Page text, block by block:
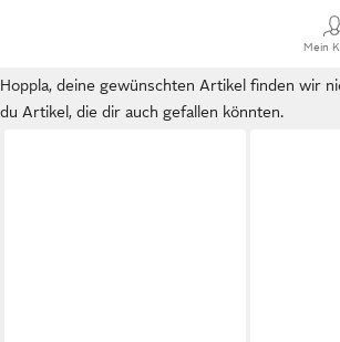
Mein
Hoppla, deine gewünschten Artikel finden wir
du Artikel, die dir auch gefallen könnten.